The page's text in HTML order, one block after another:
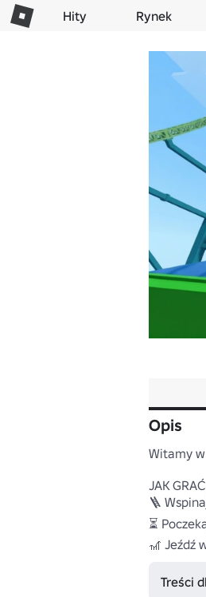
Hity Rynek
Opis
Witamy w
JAK
🪜
⏳
🎢 Jeźdź
Treści